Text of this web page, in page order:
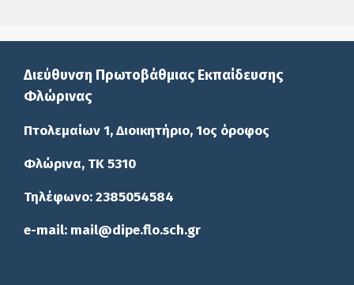
Διεύθυνση Πρωτοβάθμιας Εκπαίδευσης
Φλώρινας
Πτολεμαίων 1, Διοικητήριο, 1ος όροφος
Φλώρινα, ΤΚ 5310
Τηλέφωνο: 2385054584
e-mail: mail@dipe.flo.sch.gr